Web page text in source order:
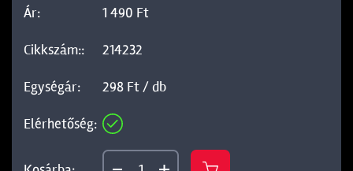
1 490 Ft
214232
298 Ft / db